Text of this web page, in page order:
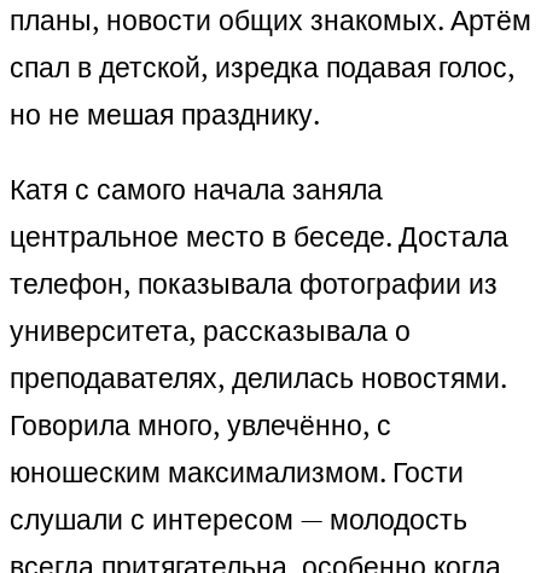
планы, новости общих знакомых. Артём
спал в детской, изредка подавая голос,
но не мешая празднику.
Катя с самого начала заняла
центральное место в беседе. Достала
телефон, показывала фотографии из
университета, рассказывала о
преподавателях, делилась новостями.
Говорила много, увлечённо, с
юношеским максимализмом. Гости
слушали с интересом — молодость